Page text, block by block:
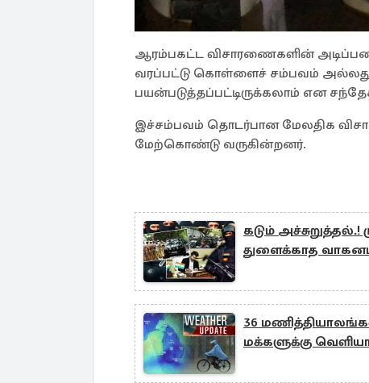
ஆரம்பகட்ட விசாரணைகளின்
வரப்பட்டு கொள்ளைச் சம்பவம் அல்லது
பயன்படுத்தப்பட்டிருக்கலாம் என
இச்சம்பவம் தொடர்பான மேலதிக
மேற்கொண்டு வருகின்றனர்.
கடும் அச்சுறுத்தல்.!
துளைக்காத
36
மக்களுக்கு